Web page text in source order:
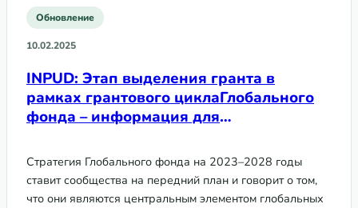
Обновление
10.02.2025
INPUD: Этап выделения гранта в
рамках грантового циклаГлобального
фонда – информация для
Стратегия Глобального фонда на 2023–2028 годы
ставит сообщества на передний план и говорит о том,
что они являются центральным элементом глобальных